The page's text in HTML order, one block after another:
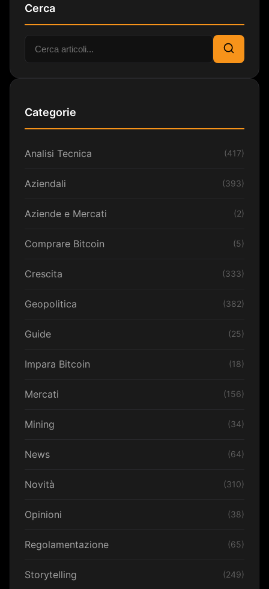
Cerca
Cerca:
Cerca
Categorie
Analisi Tecnica (417)
Aziendali (393)
Aziende e Mercati (2)
Comprare Bitcoin (5)
Crescita (333)
Geopolitica (382)
Guide (25)
Impara Bitcoin (18)
Mercati (156)
Mining (34)
News (64)
Novità (310)
Opinioni (38)
Regolamentazione (65)
Storytelling (249)